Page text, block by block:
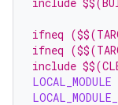
ifneq
ifneq
include
LOCAL_MODULE